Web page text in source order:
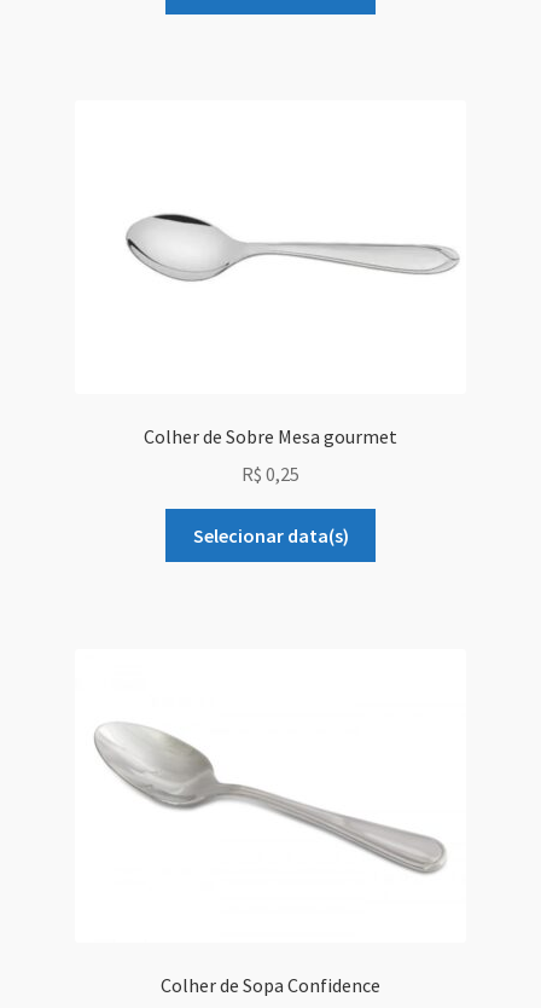
Colher de Sobre Mesa gourmet
R$ 0,25
Selecionar data(s)
Colher de Sopa Confidence